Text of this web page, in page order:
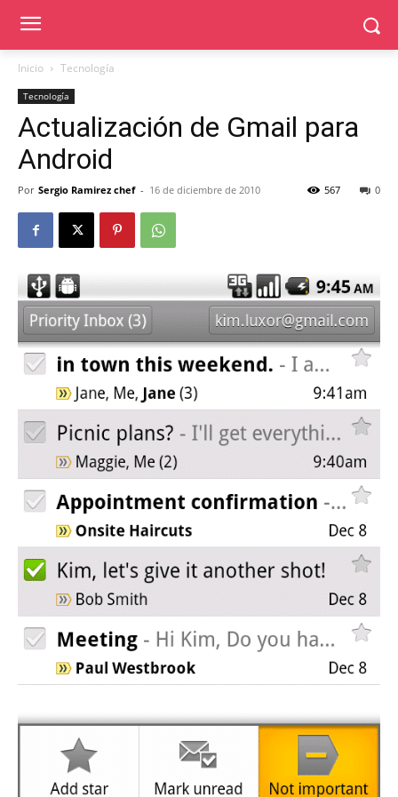
Inicio Tecnología
Tecnología
Actualización de Gmail para
Android
Por Sergio Ramirez chef - 16 de diciembre de 2010 0
567